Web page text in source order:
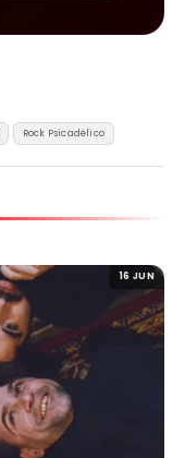
Rock Psicadélico
16 JUN